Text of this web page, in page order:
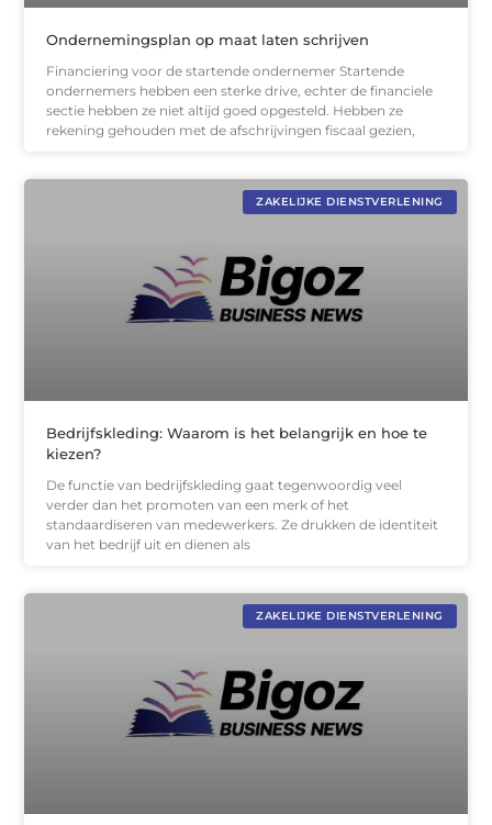
Ondernemingsplan op maat laten schrijven
Financiering voor de startende ondernemer Startende
ondernemers hebben een sterke drive, echter de financiele
sectie hebben ze niet altijd goed opgesteld. Hebben ze
rekening gehouden met de afschrijvingen fiscaal gezien,
ZAKELIJKE DIENSTVERLENING
Bedrijfskleding: Waarom is het belangrijk en hoe te
kiezen?
De functie van bedrijfskleding gaat tegenwoordig veel
verder dan het promoten van een merk of het
standaardiseren van medewerkers. Ze drukken de identiteit
van het bedrijf uit en dienen als
ZAKELIJKE DIENSTVERLENING